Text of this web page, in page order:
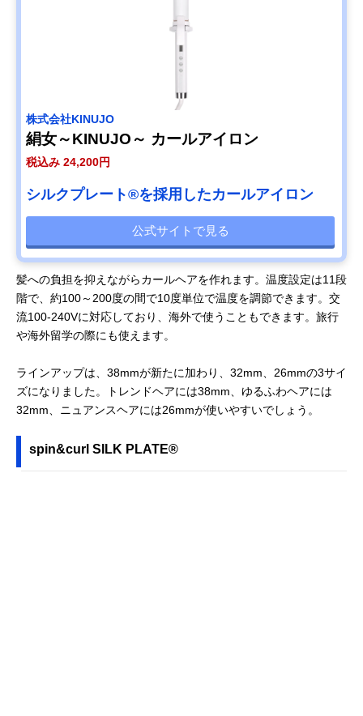
株式会社KINUJO
絹女～KINUJO～ カールアイロン
税込み 24,200円
シルクプレート®を採用したカールアイロン
公式サイトで見る
髪への負担を抑えながらカールヘアを作れます。温度設定は11段
階で、約100～200度の間で10度単位で温度を調節できます。交
流100-240Vに対応しており、海外で使うこともできます。旅行
や海外留学の際にも使えます。
ラインアップは、38mmが新たに加わり、32mm、26mmの3サイ
ズになりました。トレンドヘアには38mm、ゆるふわヘアには
32mm、ニュアンスヘアには26mmが使いやすいでしょう。
spin&curl SILK PLATE®